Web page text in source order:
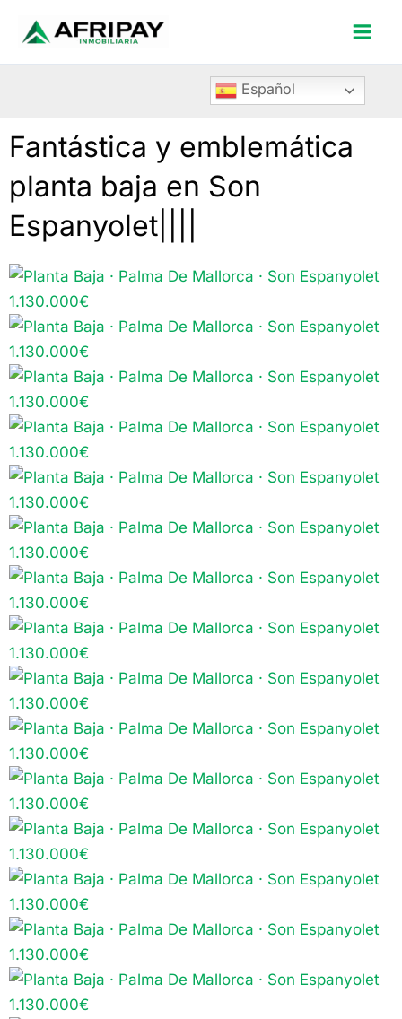
contenido
Español
Fantástica y emblemática
planta baja en Son
Espanyolet||||